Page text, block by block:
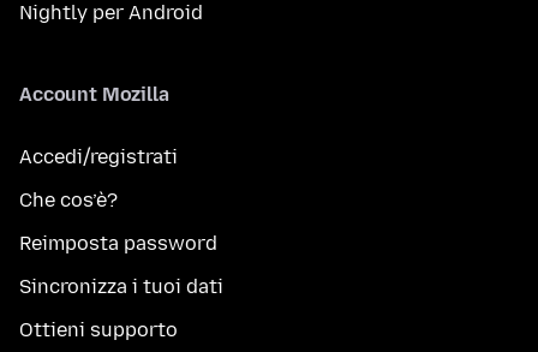
Nightly per Android
Account Mozilla
Accedi/registrati
Che cos’è?
Reimposta password
Sincronizza i tuoi dati
Ottieni supporto